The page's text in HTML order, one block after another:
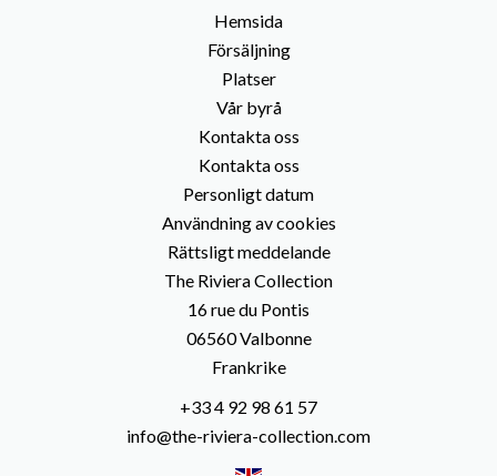
Hemsida
Försäljning
Platser
Vår byrå
Kontakta oss
Kontakta oss
Personligt datum
Användning av cookies
Rättsligt meddelande
The Riviera Collection
16 rue du Pontis
06560Valbonne
Frankrike
+33 4 92 98 61 57
info@the-riviera-collection.com